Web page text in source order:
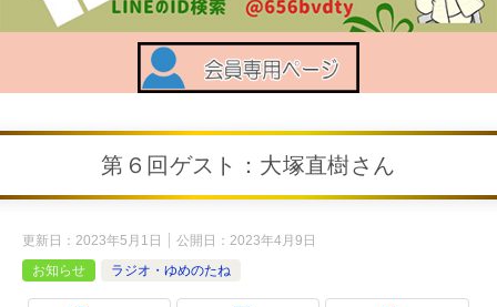
第６回ゲスト：大塚直樹さん
更新日： 2023年5月1日 公開日： 2023年4月9日
お知らせ
ラジオ・ゆめのたね